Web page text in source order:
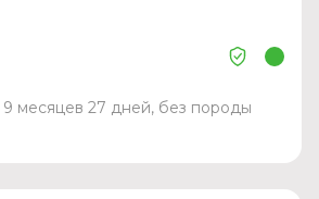
9 месяцев 27 дней, без породы